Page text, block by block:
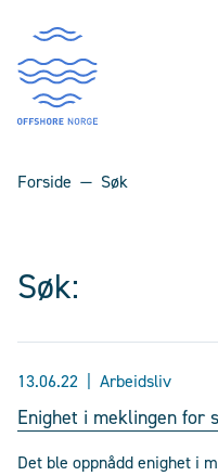
Forside Søk
Søk:
13.06.22 Arbeidsliv
Enighet i meklingen for
Det ble oppnådd enighet i